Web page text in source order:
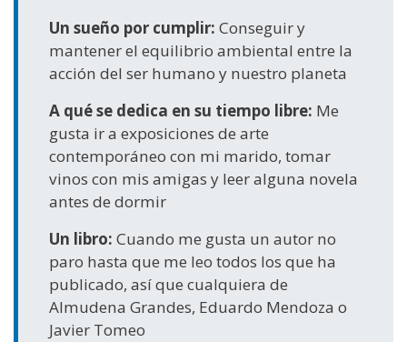
Un sueño por cumplir:Conseguir y
mantener el equilibrio ambiental entre la
acción del ser humano y nuestro planeta
A qué se dedica en su tiempo libre: Me
gusta ir a exposiciones de arte
contemporáneo con mi marido, tomar
vinos con mis amigas y leer alguna novela
antes de dormir
Un libro: Cuando me gusta un autor no
paro hasta que me leo todos los que ha
publicado, así que cualquiera de
Almudena Grandes, Eduardo Mendoza o
Javier Tomeo